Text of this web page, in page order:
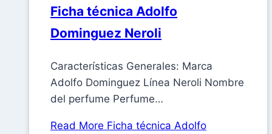
Ficha técnica Adolfo
Dominguez Neroli
Características Generales: Marca
Adolfo Dominguez Línea Neroli Nombre
del perfume Perfume…
Read More Ficha técnica Adolfo